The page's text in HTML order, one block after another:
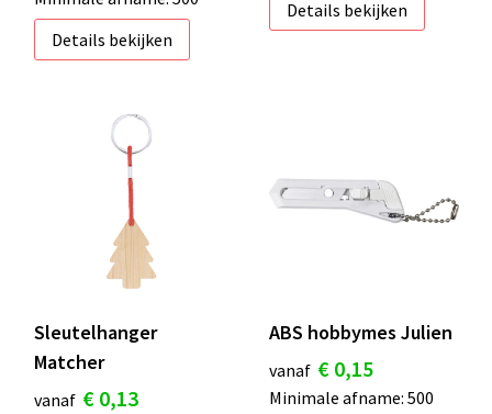
Details bekijken
Details bekijken
Sleutelhanger
Matcher
vanaf € 0,13
ABS hobbymes Julien
vanaf € 0,15
Minimale afname: 500